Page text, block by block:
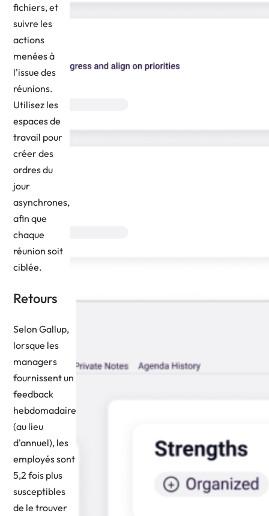
fichiers, et
suivre les
actions
menées à
l'issue des
réunions.
Utilisez les
espaces de
travail pour
créer des
ordres du
jour
asynchrones,
afin que
chaque
réunion soit
ciblée.
Retours
Selon Gallup,
lorsque les
managers
fournissent un
feedback
hebdomadaire
(au lieu
d'annuel), les
employés sont
5,2 fois plus
susceptibles
de le trouver